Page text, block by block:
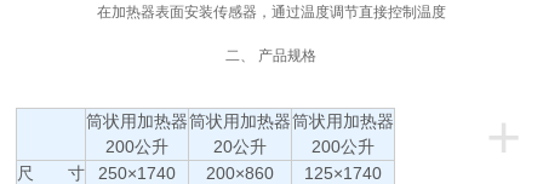
在加热器表面安装传感器，通过温度调节直接控制温度
二、 产品规格
+
筒状用加热器
200公升
筒状用加热器
20公升
筒状用加热器
200公升
尺 寸
250×1740 200×860
125×1740